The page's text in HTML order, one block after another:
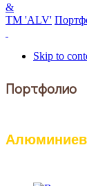
&
ТМ 'ALV'
Skip to
Портфолио